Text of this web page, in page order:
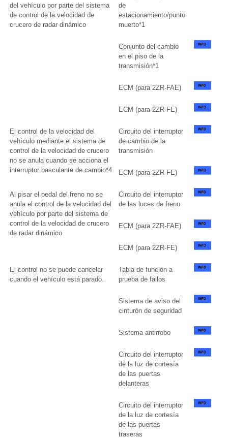
del vehículo por parte del sistema
de control de la velocidad de
crucero de radar dinámico
de
estacionamiento/punto
muerto*1
Conjunto del cambio
en el piso de la
transmisión*1
ECM (para 2ZR-FAE)
ECM (para 2ZR-FE)
El control de la velocidad del
vehículo mediante el sistema de
control de la velocidad de crucero
no se anula cuando se acciona el
interruptor basculante de cambio*4
Circuito del interruptor
de cambio de la
transmisión
ECM (para 2ZR-FE)
Al pisar el pedal del freno no se
anula el control de la velocidad del
vehículo por parte del sistema de
control de la velocidad de crucero
de radar dinámico
Circuito del interruptor
de las luces de freno
ECM (para 2ZR-FAE)
ECM (para 2ZR-FE)
El control no se puede cancelar
cuando el vehículo está parado.
Tabla de función a
prueba de fallos
Sistema de aviso del
cinturón de seguridad
Sistema antirrobo
Circuito del interruptor
de la luz de cortesía
de las puertas
delanteras
Circuito del interruptor
de la luz de cortesía
de las puertas
traseras